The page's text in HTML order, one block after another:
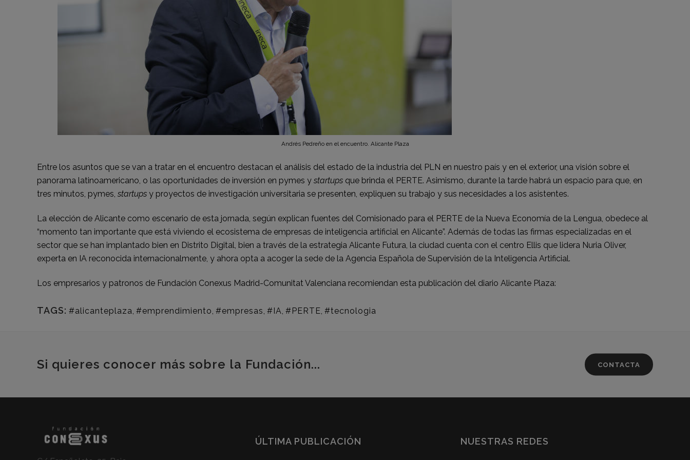
Andrés Pedreño en el encuentro. Alicante Plaza
Entre los asuntos que se van a tratar en el encuentro destacan el análisis del estado de la industria del PLN en nuestro país y en el exterior, una visión sobre el
panorama latinoamericano, o las oportunidades de inversión en pymes y startups que brinda el PERTE. Asimismo, durante la tarde habrá un espacio para que, en
tres minutos, pymes, startups y proyectos de investigación universitaria se presenten, expliquen su trabajo y sus necesidades a los asistentes.
La elección de Alicante como escenario de esta jornada, según explican fuentes del Comisionado para el PERTE de la Nueva Economía de la Lengua, obedece al
“momento tan importante que está viviendo el ecosistema de empresas de inteligencia artificial en Alicante”. Además de todas las firmas especializadas en el
sector que se han implantado bien en Distrito Digital, bien a través de la estrategia Alicante Futura, la ciudad cuenta con el centro Ellis que lidera Nuria Oliver,
experta en IA reconocida internacionalmente, y ahora opta a acoger la sede de la Agencia Española de Supervisión de la Inteligencia Artificial.
Los empresarios y patronos de Fundación Conexus Madrid-Comunitat Valenciana recomiendan esta publicación del diario Alicante Plaza:
TAGS: #alicanteplaza, #emprendimiento, #empresas, #IA, #PERTE, #tecnologia
Si quieres conocer más sobre la Fundación... CONTACTA
ÚLTIMA PUBLICACIÓN NUESTRAS REDES